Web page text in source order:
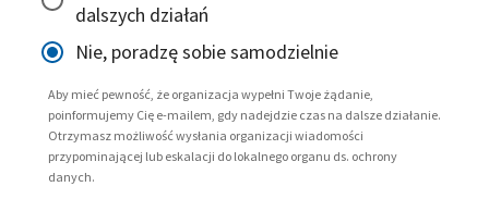
dalszych działań
Nie, poradzę sobie samodzielnie
Aby mieć pewność, że organizacja wypełni Twoje żądanie,
poinformujemy Cię e-mailem, gdy nadejdzie czas na dalsze działanie.
Otrzymasz możliwość wysłania organizacji wiadomości
przypominającej lub eskalacji do lokalnego organu ds. ochrony
danych.